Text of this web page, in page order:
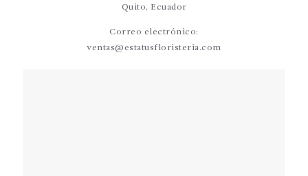
Quito, Ecuador
Correo electrónico:
ventas@estatusfloristeria.com